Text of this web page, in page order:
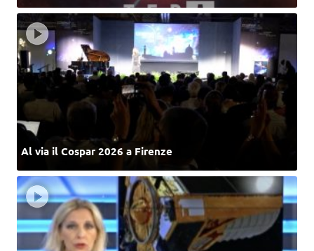
Al via il Cospar 2026 a Firenze